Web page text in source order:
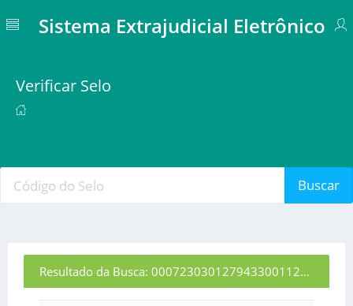
Sistema Extrajudicial Eletrônico
Verificar Selo
Buscar
Resultado da Busca: 00072303012794330011260